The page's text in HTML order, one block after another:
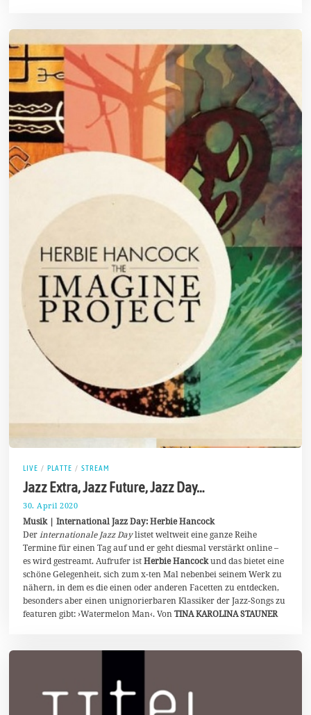
LIVE / PLATTE / STREAM
Jazz Extra, Jazz Future, Jazz Day…
30. April 2020
.
M
a
i
0
2
0
Musik | International Jazz Day: Herbie Hancock
Der internationale Jazz Daylistet weltweit eine ganze Reihe
Termine für einen Tag auf und er geht diesmal verstärkt online –
es wird gestreamt. Aufrufer istHerbie Hancockund das bietet eine
schöne Gelegenheit, sich zum x-ten Mal nebenbei seinem Werk zu
nähern, in dem es die einen oder anderen Facetten zu entdecken,
besonders aber einen unignorierbaren Klassiker der Jazz-Songs zu
featuren gibt: ›Watermelon Man‹. VonTINA KAROLINA STAUNER